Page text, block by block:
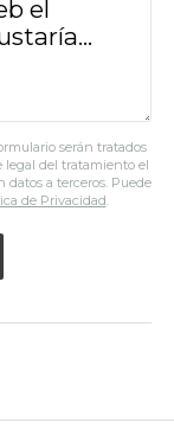
serán tratados
legal del tratamiento el
a terceros. Puede
de Privacidad.